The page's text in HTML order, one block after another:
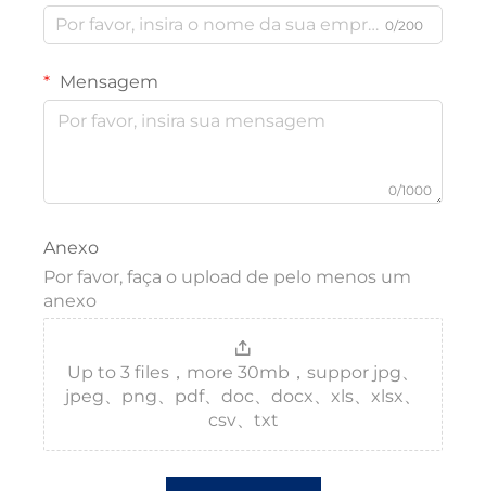
0/200
Mensagem
0/1000
Anexo
Por favor, faça o upload de pelo menos um
anexo
Up to 3 files，more 30mb，suppor jpg、
jpeg、png、pdf、doc、docx、xls、xlsx、
csv、txt